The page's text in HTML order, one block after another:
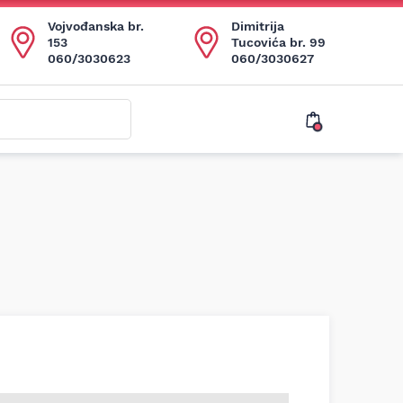
Vojvođanska br.
153
060/3030623
Dimitrija
Tucovića br. 99
060/3030627